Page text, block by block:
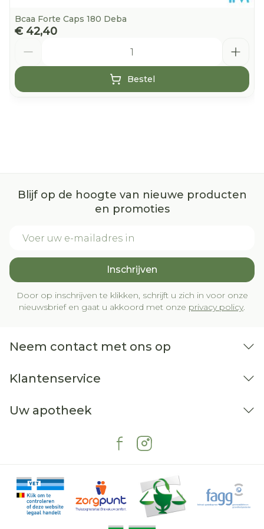
Bcaa Forte Caps 180 Deba
€ 42,40
Bestel
Blijf op de hoogte van nieuwe producten
en promoties
Inschrijven
Door op inschrijven te klikken, schrijft u zich in voor onze
nieuwsbrief en gaat u akkoord met onze privacy policy.
Neem contact met ons op
Klantenservice
Uw apotheek